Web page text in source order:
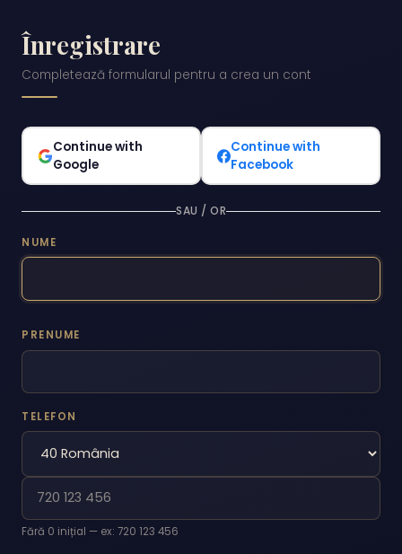
Înregistrare
Completează formularul pentru a crea un cont
Continue with
Google
Continue with
Facebook
SAU / OR
NUME
PRENUME
TELEFON
Fără 0 inițial — ex: 720 123 456